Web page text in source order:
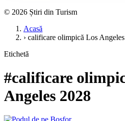
© 2026 Știri din Turism
Acasă
› calificare olimpică Los
Etichetă
#calificare
Angeles 2028